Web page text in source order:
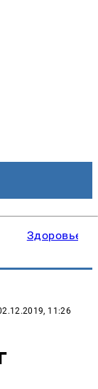
Здоровье
11:26